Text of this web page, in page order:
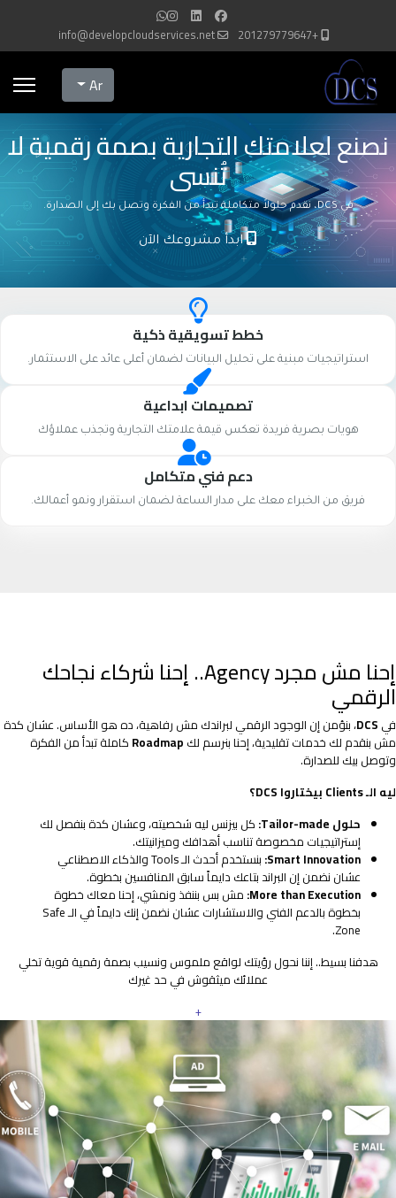
+201279779647
info@developcloudservices.net
Select your language
Ar
نصنع لعلامتك التجارية بصمة رقمية لا
تُنسى
في DCS، نقدم حلولاً متكاملة تبدأ من الفكرة وتصل بك إلى الصدارة.
ابدأ مشروعك الآن
خطط تسويقية ذكية
استراتيجيات مبنية على تحليل البيانات لضمان أعلى عائد على الاستثمار.
تصميمات ابداعية
هويات بصرية فريدة تعكس قيمة علامتك التجارية وتجذب عملاؤك
دعم فني متكامل
فريق من الخبراء معك على مدار الساعة لضمان استقرار ونمو أعمالك.
إحنا مش مجرد Agency.. إحنا شركاء نجاحك
الرقمي
في DCS، بنؤمن إن الوجود الرقمي لبراندك مش رفاهية، ده هو الأساس. عشان كدة
مش بنقدم لك خدمات تقليدية، إحنا بنرسم لك Roadmap كاملة تبدأ من الفكرة
وتوصل بيك للصدارة.
ليه الـ Clients بيختاروا DCS؟
حلول Tailor-made:
كل بيزنس ليه شخصيته، وعشان كدة بنفصل لك
إستراتيجيات مخصوصة تناسب أهدافك وميزانيتك.
Smart Innovation:
بنستخدم أحدث الـ Tools والذكاء الاصطناعي
عشان نضمن إن البراند بتاعك دايماً سابق المنافسين بخطوة.
More than Execution: مش بس بننفذ ونمشي، إحنا معاك خطوة
بخطوة بالدعم الفني والاستشارات عشان نضمن إنك دايماً في الـ Safe
Zone.
هدفنا بسيط.. إننا نحول رؤيتك لواقع ملموس ونسيب بصمة رقمية قوية تخلي
عملائك ميثقوش في حد غيرك
+